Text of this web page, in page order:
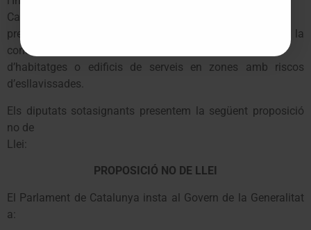
Cartogràfic de Catalunya. Davant d’aquesta situació, cal
prendre les mesures adequades que evitin en el futur, la
construcció
d’habitatges o edificis de serveis en zones amb riscos
d’esllavissades.
Els diputats sotasignants presentem la següent proposició
no de
Llei:
PROPOSICIÓ NO DE LLEI
El Parlament de Catalunya insta al Govern de la Generalitat
a: